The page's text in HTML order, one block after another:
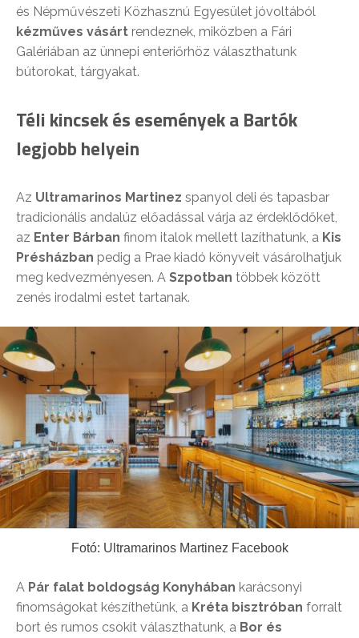
és Népművészeti Közhasznú Egyesület jóvoltából
kézműves vásárt rendeznek, miközben a Fári
Galériában az ünnepi enteriőrhöz választhatunk
bútorokat, tárgyakat.
Téli kincsek és események a Bartók
legjobb helyein
Az Ultramarinos Martinez spanyol deli és tapasbar
tradicionális andalúz előadással várja az érdeklődőket,
az Enter Bárban finom italok mellett lazíthatunk, a Kis
Présházban pedig a Prae kiadó könyveit vásárolhatjuk
meg kedvezményesen. A Szpotban többek között
zenés irodalmi estet tartanak.
Fotó: Ultramarinos Martinez Facebook
A Pár falat boldogság Konyhában karácsonyi
finomságokat készíthetünk, a Kréta bisztróban forralt
bort és rumos csokit választhatunk, a Bor és